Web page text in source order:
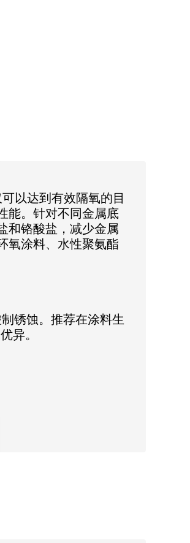
以达到有效隔氧的目
能。针对不同金属底
和铬酸盐，减少金属
氧涂料、水性聚氨酯
锈蚀。推荐在涂料生
异。